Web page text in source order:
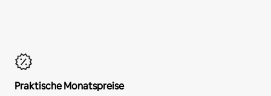
Praktische Monatspreise